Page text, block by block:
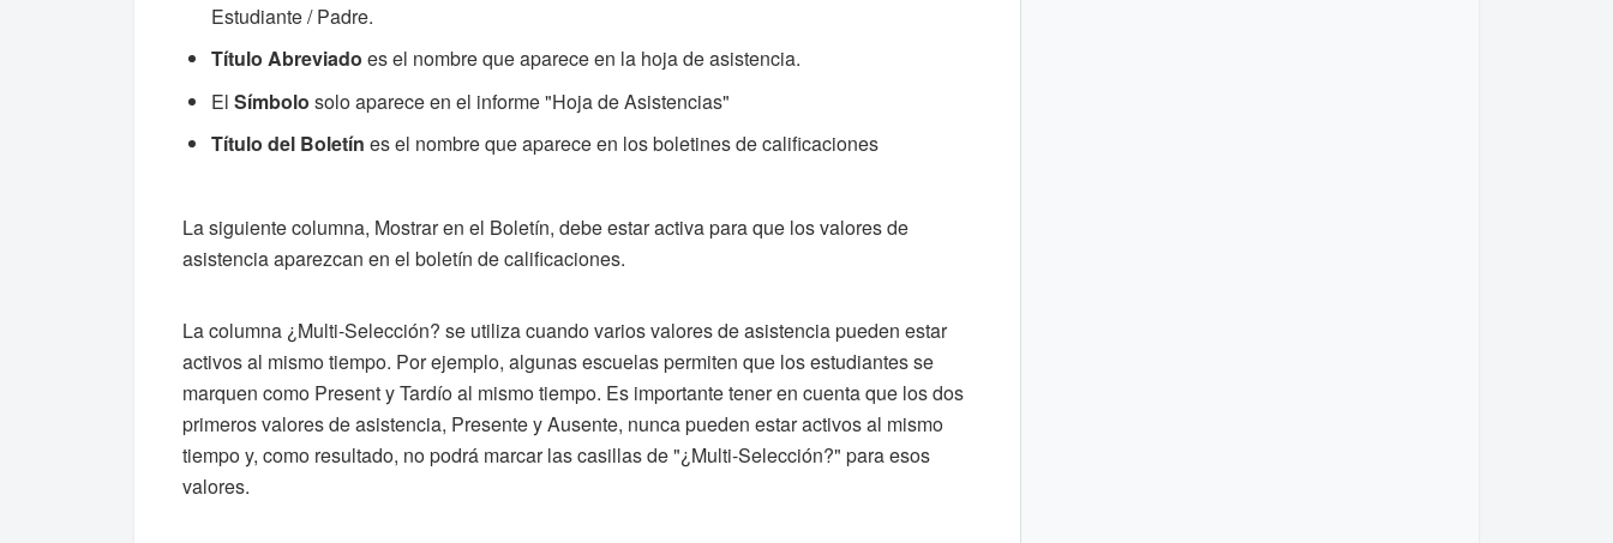
Estudiante / Padre.
Título Abreviado es el nombre que aparece en la hoja de asistencia.
El Símbolo solo aparece en el informe "Hoja de Asistencias"
Título del Boletín es el nombre que aparece en los boletines de calificaciones
La siguiente columna, Mostrar en el Boletín, debe estar activa para que los valores de
asistencia aparezcan en el boletín de calificaciones.
La columna ¿Multi-Selección? se utiliza cuando varios valores de asistencia pueden estar
activos al mismo tiempo. Por ejemplo, algunas escuelas permiten que los estudiantes se
marquen como Present y Tardío al mismo tiempo. Es importante tener en cuenta que los dos
primeros valores de asistencia, Presente y Ausente, nunca pueden estar activos al mismo
tiempo y, como resultado, no podrá marcar las casillas de "¿Multi-Selección?" para esos
valores.